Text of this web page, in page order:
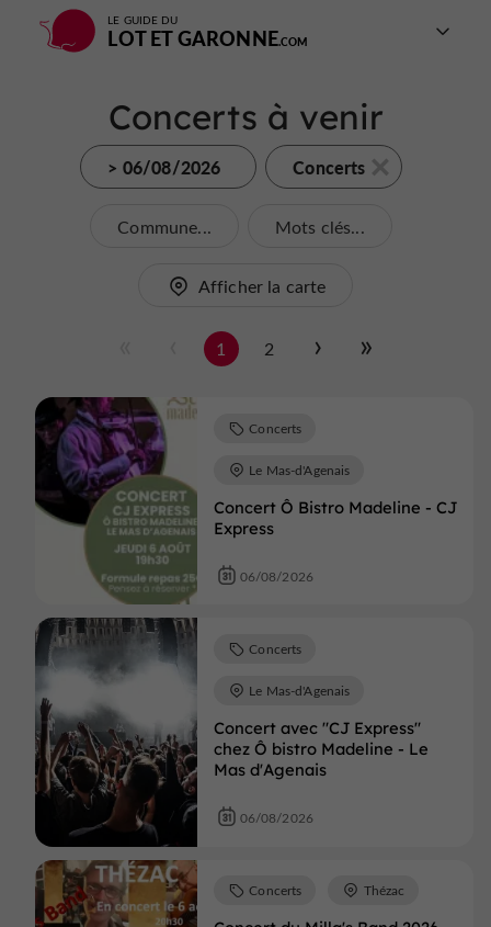
LE GUIDE DU
LOT ET GARONNE
Concerts à venir
> 06/08/2026 Concerts
Commune... Mots clés...
Afficher la carte
1 2
Concert Ô Bistro Madeline - CJ
Express
Concerts
Le Mas-d'Agenais
06/08/2026
Concert avec "CJ Express"
chez Ô bistro Madeline - Le
Mas d'Agenais
Concerts
Le Mas-d'Agenais
06/08/2026
Concerts Thézac